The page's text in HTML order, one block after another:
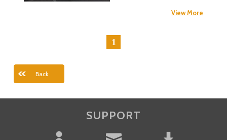
View More
前へ
1
Back
SUPPORT